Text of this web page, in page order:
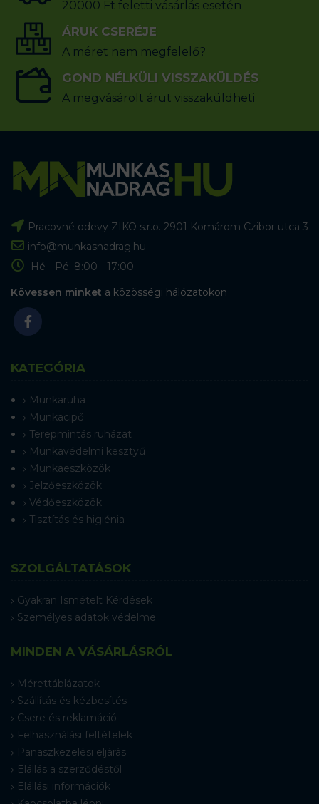
20000 Ft feletti vásárlás esetén
ÁRUK CSERÉJE
A méret nem megfelelő?
GOND NÉLKÜLI VISSZAKÜLDÉS
A megvásárolt árut visszaküldheti
Pracovné odevy ZIKO s.r.o. 2901 Komárom Czibor utca 3
info@munkasnadrag.hu
Hé - Pé: 8:00 - 17:00
Kövessen minket a közösségi hálózatokon
KATEGÓRIA
Munkaruha
Munkacipő
Terepmintás ruházat
Munkavédelmi kesztyű
Munkaeszközök
Jelzőeszközök
Védőeszközök
Tisztítás és higiénia
SZOLGÁLTATÁSOK
Gyakran Ismételt Kérdések
Személyes adatok védelme
MINDEN A VÁSÁRLÁSRÓL
Mérettáblázatok
Szállítás és kézbesítés
Csere és reklamáció
Felhasználási feltételek
Panaszkezelési eljárás
Elállás a szerződéstől
Elállási információk